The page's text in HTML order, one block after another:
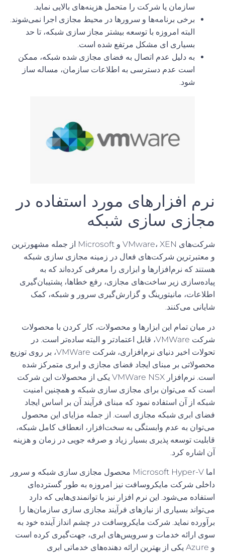
سازمان یا شرکت را متحمل هزینه‌های بالایی نماید.
برخی برنامه‌ها و سرورها در محیط مجازی اجرا نمی‌شوند.
البته امروزه با توسعه بیشتر مجاز سازی شبکه، تا حد
بسیاری ای مشکل مرتفع شده است.
به دلیل عدم اتصال به فضای مجازی شده شبکه، ممکن
است عدم دسترسی به اطلاعات سازمان، مساله ساز
شود.
نرم افزارهای مورد استفاده در
مجازی سازی شبکه
شرکت‌های VMware، XEN و Microsoft از جمله مشهورترین
و معتبرترین شرکت‌های فعال در زمینه مجازی سازی شبکه
هستند که نرم‌افزارها و ابزاری را معرفی کرده‌اند که به
پیاده‌سازی زیر ساخت‌های مجازی، رفع خطاها، پشتیبان‌گیری
اطلاعات، مانیتورینگ و گزارش‌گیری سرور و شبکه، کمک
شایانی می‌کنند.
در میان تمام این ابزارها و محصولات، کار کردن با محصولات
شرکت VMWare، قابل اعتمادتر و البته ساده‌تر است. در
تحولات اخیر دنیای نرم‌افزاری، شرکت VMWare، بر روی توزیع
محصولاتی بر مبنای ایجاد فضای مجازی و ابری متمرکز شده
است. نرم‌افزار VMWare NSX یکی از محصولات این شرکت
است که می‌توان برای مجازی سازی شبکه و همچنین امنیت
شبکه از آن استفاده نمود که مبنای فرآیند آن بر اساس ایجاد
فضای ابری شبکه مجازی است. از جمله مزایای این محصول
می‌توان به عدم وابستگی به سخت‌افزار، انعطاف کامل شبکه،
قابلیت توسعه پذیری بسیار زیاد و صرفه جویی در زمان و هزینه
آن اشاره کرد.
اما Microsoft Hyper-V محصول مجازی سازی شبکه و سرور
داخلی شرکت مایکروسافت نیز امروزه به طور گسترده‌ای
استفاده می‌شود. این نرم افزار نیز با توانمندی‌هایی که دارد
می‌تواند بسیاری از نیازهای فرآیند مجازی سازی سازمان‌ها را
برآورده نماید. شرکت مایکروسافت در چشم انداز آینده خود به
سوی ارائه خدمات و سرویس‌های ابری، جهت‌گیری کرده است
و Azure یکی از بهترین ارائه دهنده‌های خدماتی ابری